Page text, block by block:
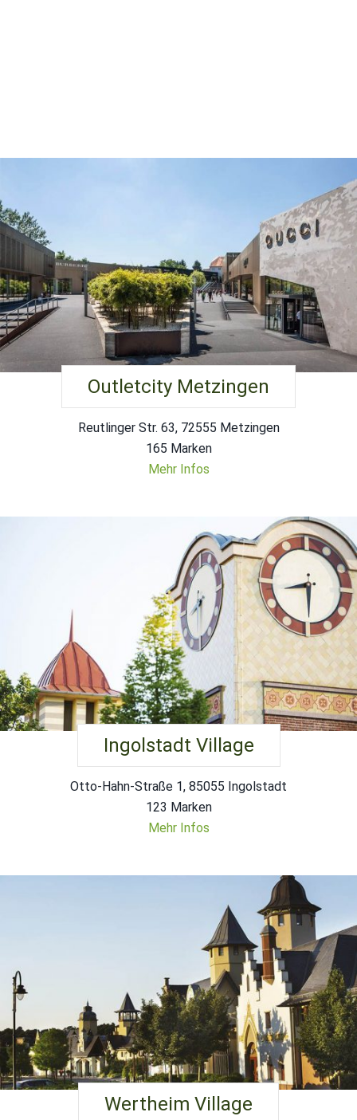
Outletcity Metzingen
Reutlinger Str. 63, 72555 Metzingen
165 Marken
Mehr Infos
Ingolstadt Village
Otto-Hahn-Straße 1, 85055 Ingolstadt
123 Marken
Mehr Infos
Wertheim Village